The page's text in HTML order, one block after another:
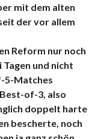
mit dem alten
der vor allem
Reform nur noch
und nicht
5-Matches
of-3, also
doppelt harte
bescherte, noch